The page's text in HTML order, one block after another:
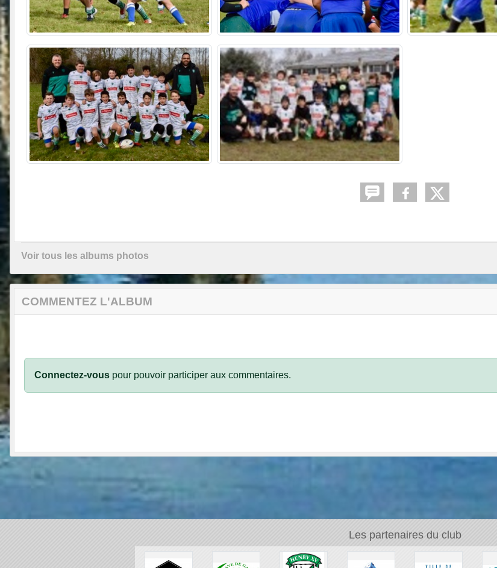
Voir tous les albums photos
COMMENTEZ L'ALBUM
Connectez-vous pour pouvoir participer aux commentaires.
Les partenaires du club